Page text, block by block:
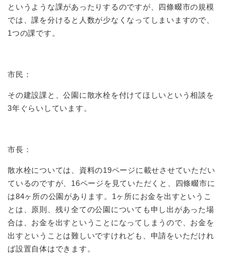
というような課があったりするのですが、四條畷市の規模
では、課を分けると人数が少なくなってしまいますので、
1つの課です。
市民：
その建設課と、公園に散水栓を付けてほしいという相談を
3年ぐらいしています。
市長：
散水栓については、資料の19ページに載せさせていただい
ているのですが、16ページを見ていただくと、四條畷市に
は84ヶ所の公園があります。1ヶ所にお金を出すというこ
とは、原則、残り全ての公園についても申し出があった場
合は、お金を出すということになってしまうので、お金を
出すということは難しいですけれども、申請をいただけれ
ば設置自体はできます。